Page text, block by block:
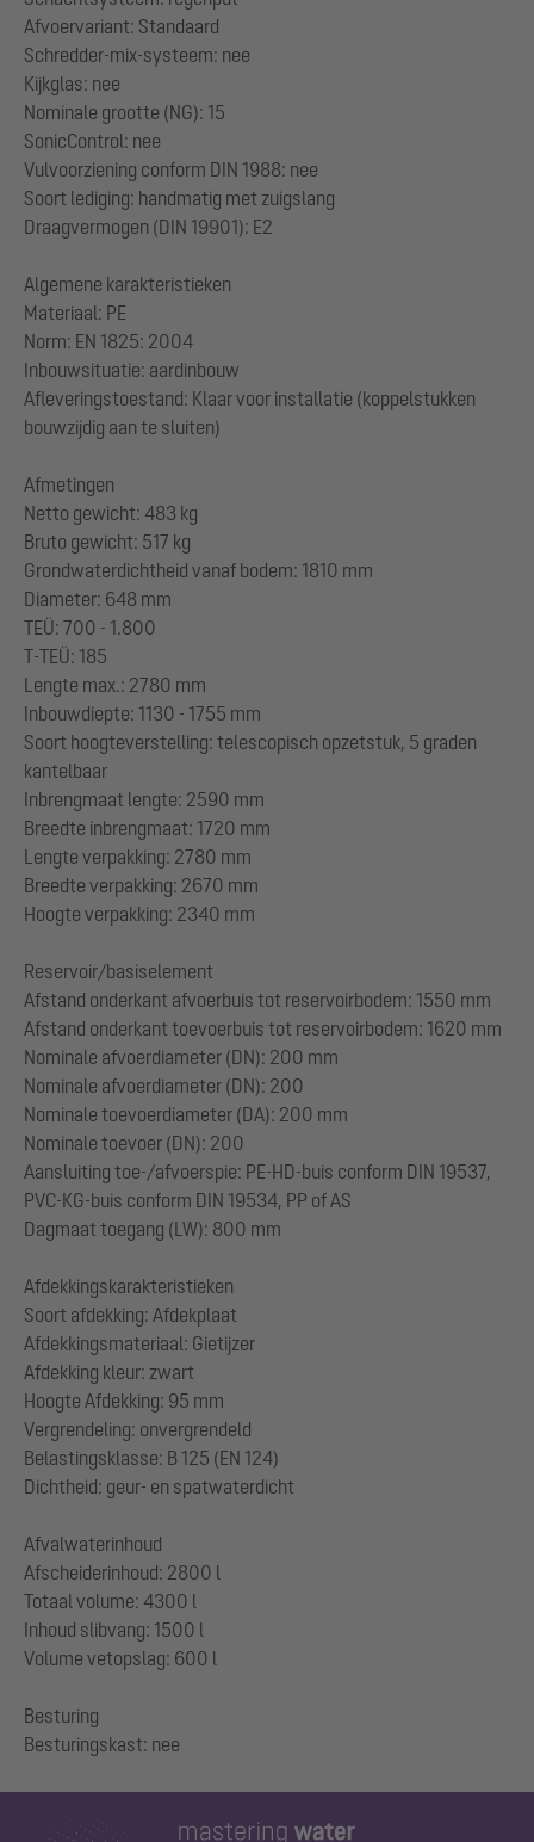
Afvoervariant: Standaard
Schredder-mix-systeem: nee
Kijkglas: nee
Nominale grootte (NG): 15
SonicControl: nee
Vulvoorziening conform DIN 1988: nee
Soort lediging: handmatig met zuigslang
Draagvermogen (DIN 19901): E2
Algemene karakteristieken
Materiaal: PE
Norm: EN 1825: 2004
Inbouwsituatie: aardinbouw
Afleveringstoestand: Klaar voor installatie (koppelstukken
bouwzijdig aan te sluiten)
Afmetingen
Netto gewicht: 483 kg
Bruto gewicht: 517 kg
Grondwaterdichtheid vanaf bodem: 1810 mm
Diameter: 648 mm
TEÜ: 700 - 1.800
T-TEÜ: 185
Lengte max.: 2780 mm
Inbouwdiepte: 1130 - 1755 mm
Soort hoogteverstelling: telescopisch opzetstuk, 5 graden
kantelbaar
Inbrengmaat lengte: 2590 mm
Breedte inbrengmaat: 1720 mm
Lengte verpakking: 2780 mm
Breedte verpakking: 2670 mm
Hoogte verpakking: 2340 mm
Reservoir/basiselement
Afstand onderkant afvoerbuis tot reservoirbodem: 1550 mm
Afstand onderkant toevoerbuis tot reservoirbodem: 1620 mm
Nominale afvoerdiameter (DN): 200 mm
Nominale afvoerdiameter (DN): 200
Nominale toevoerdiameter (DA): 200 mm
Nominale toevoer (DN): 200
Aansluiting toe-/afvoerspie: PE-HD-buis conform DIN 19537,
PVC-KG-buis conform DIN 19534, PP of AS
Dagmaat toegang (LW): 800 mm
Afdekkingskarakteristieken
Soort afdekking: Afdekplaat
Afdekkingsmateriaal: Gietijzer
Afdekking kleur: zwart
Hoogte Afdekking: 95 mm
Vergrendeling: onvergrendeld
Belastingsklasse: B 125 (EN 124)
Dichtheid: geur- en spatwaterdicht
Afvalwaterinhoud
Afscheiderinhoud: 2800 l
Totaal volume: 4300 l
Inhoud slibvang: 1500 l
Volume vetopslag: 600 l
Besturing